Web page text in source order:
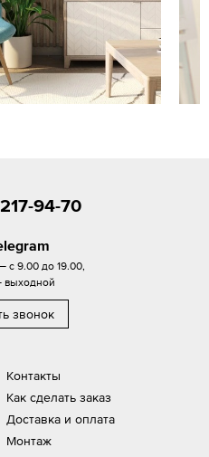
Контакты
Как сделать заказ
Доставка и оплата
Монтаж
94-70
с 9.00 до 19.00,
выходной
звонок